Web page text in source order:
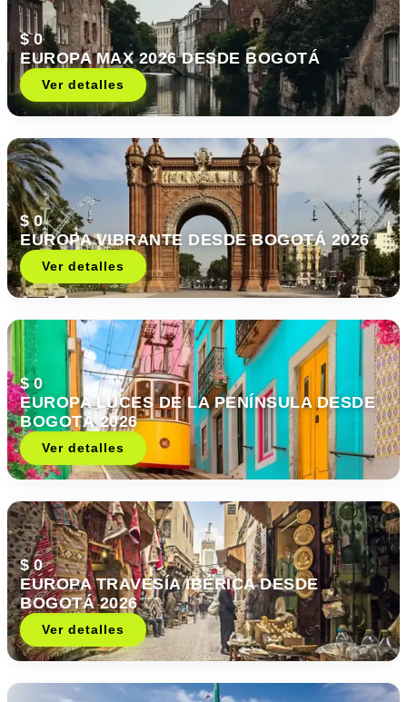
$ 0
EUROPA MAX 2026 DESDE BOGOTÁ
Ver detalles
$ 0
EUROPA VIBRANTE DESDE BOGOTÁ 2026
Ver detalles
$ 0
EUROPA LUCES DE LA PENÍNSULA DESDE
BOGOTÁ 2026
Ver detalles
$ 0
EUROPA TRAVESÍA IBÉRICA DESDE
BOGOTÁ 2026
Ver detalles